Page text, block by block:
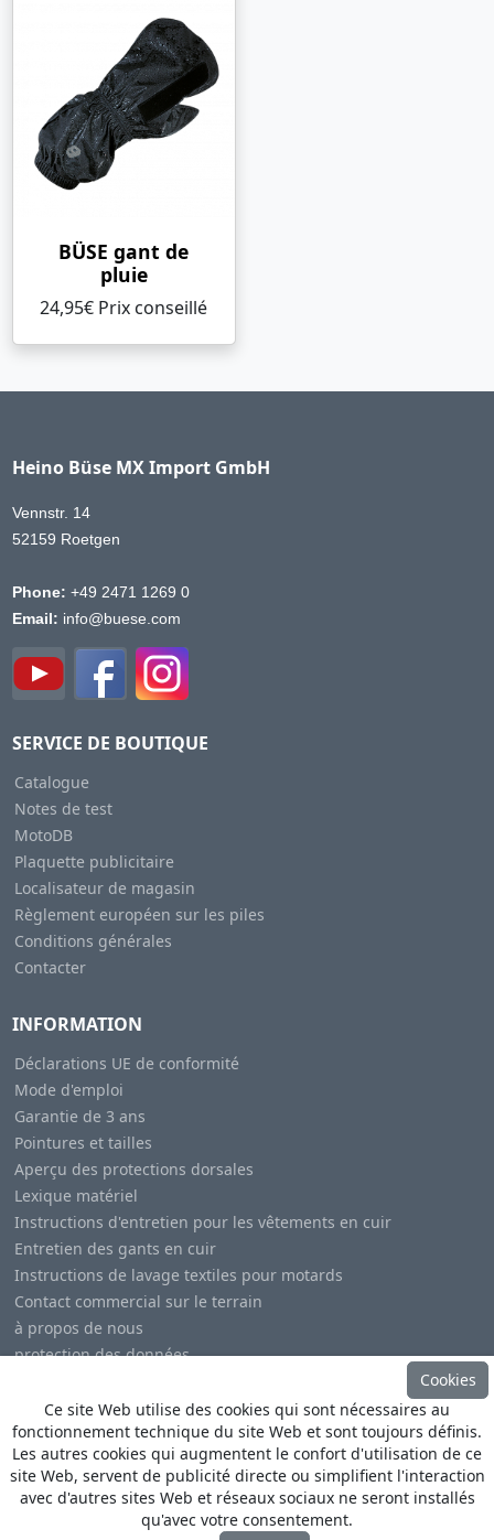
BÜSE gant de
pluie
24,95€ Prix ​​conseillé
Heino Büse MX Import GmbH
Vennstr. 14
52159 Roetgen
Phone: +49 2471 1269 0
Email: info@buese.com
SERVICE DE BOUTIQUE
Catalogue
Notes de test
MotoDB
Plaquette publicitaire
Localisateur de magasin
Règlement européen sur les piles
Conditions générales
Contacter
INFORMATION
Déclarations UE de conformité
Mode d'emploi
Garantie de 3 ans
Pointures et tailles
Aperçu des protections dorsales
Lexique matériel
Instructions d'entretien pour les vêtements en cuir
Entretien des gants en cuir
Instructions de lavage textiles pour motards
Contact commercial sur le terrain
à propos de nous
protection des données
© CopyrightHeino Büse MX Import GmbH. All Rights
Reserved
Cookies
Ce site Web utilise des cookies qui sont nécessaires au
fonctionnement technique du site Web et sont toujours définis.
Les autres cookies qui augmentent le confort d'utilisation de ce
site Web, servent de publicité directe ou simplifient l'interaction
avec d'autres sites Web et réseaux sociaux ne seront installés
qu'avec votre consentement.